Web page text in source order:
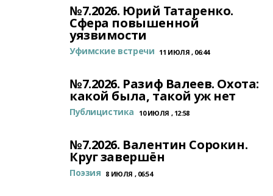
№7.2026. Юрий Татаренко.
Сфера повышенной
уязвимости
Уфимские встречи 11 ИЮЛЯ , 06:44
№7.2026. Разиф Валеев. Охота:
какой была, такой уж нет
Публицистика 10 ИЮЛЯ , 12:58
№7.2026. Валентин Сорокин.
Круг завершён
Поэзия 8 ИЮЛЯ , 06:54